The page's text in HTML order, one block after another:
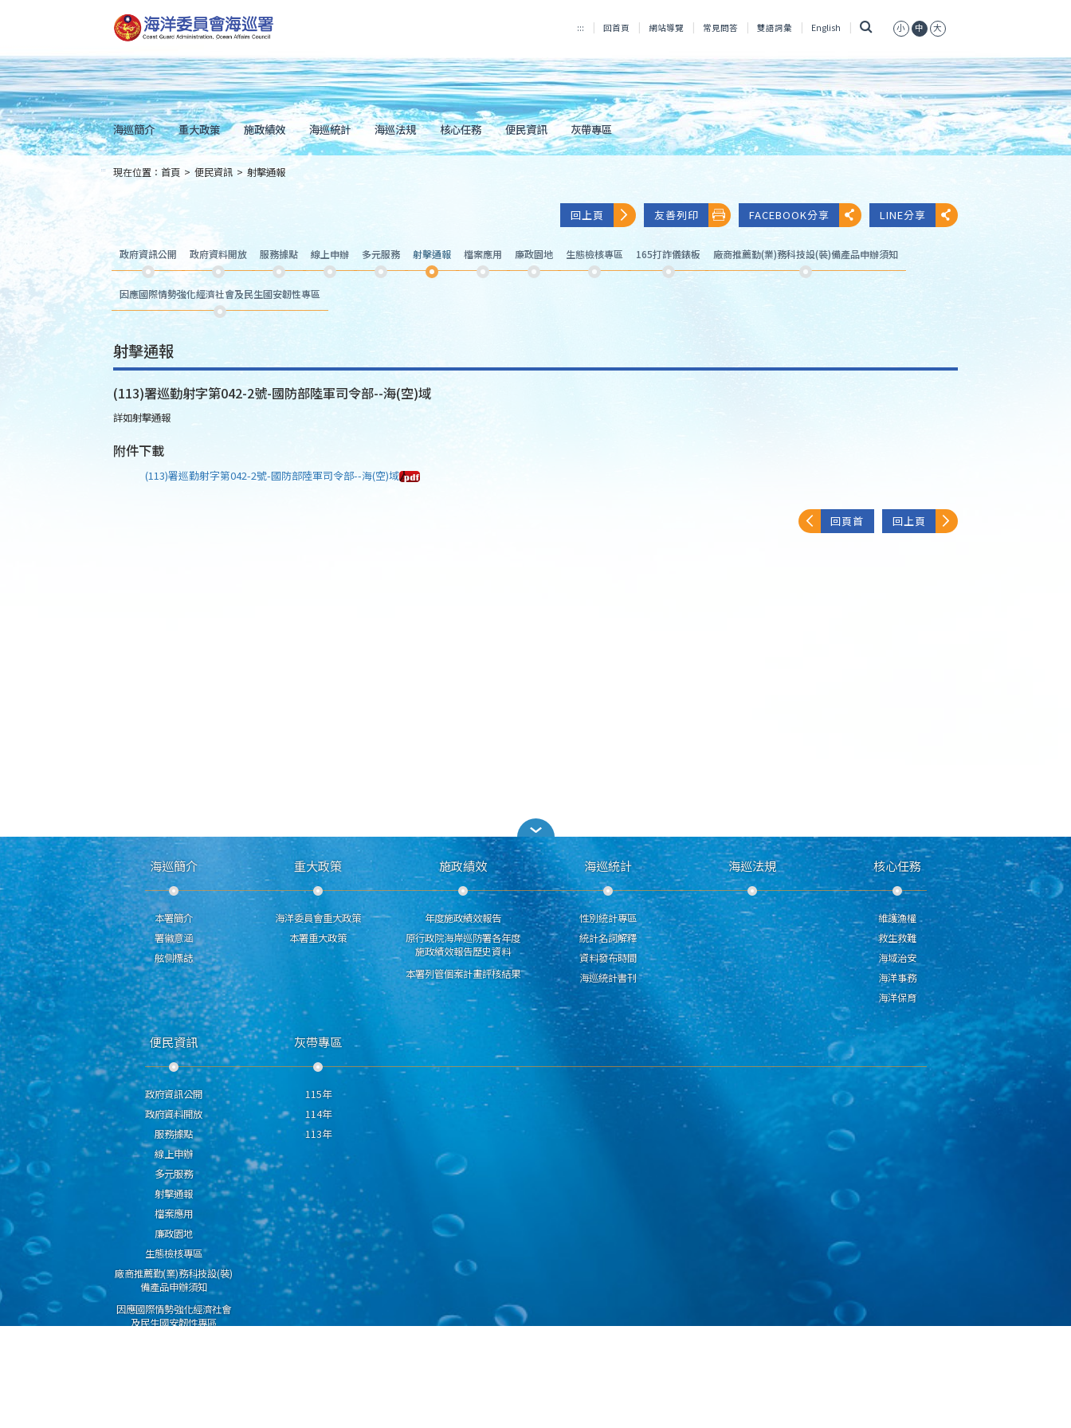
到
主
內
容
Skip
to
main
content
::: 回首頁 網站導覽 常見問答 雙語詞彙 English 小 中 大
海巡簡介 重大政策 施政績效 海巡統計 海巡法規 核心任務 便民資訊 灰帶專區
::: 現在位置： 首頁 > 便民資訊 > 射擊通報
回上頁 友善列印 FACEBOOK分享 LINE分享
政府資訊公開 政府資料開放 服務據點 線上申辦 多元服務 射擊通報 檔案應用 廉政園地 生態檢核專區 165打詐儀錶板 廠商推薦勤(業)務科技設(裝)備產品申辦須知
因應國際情勢強化經濟社會及民生國安韌性專區
射擊通報
(113)署巡勤射字第042-2號-國防部陸軍司令部--海(空)域
詳如射擊通報
附件下載
(113)署巡勤射字第042-2號-國防部陸軍司令部--海(空)域
回頁首 回上頁
海巡簡介
本署簡介
署徽意涵
舷側標誌
重大政策
海洋委員會重大政策
本署重大政策
施政績效
年度施政績效報告
原行政院海岸巡防署各年度
施政績效報告歷史資料
本署列管個案計畫評核結果
海巡統計
性別統計專區
統計名詞解釋
資料發布時間
海巡統計書刊
海巡法規 核心任務
維護漁權
救生救難
海域治安
海洋事務
海洋保育
便民資訊
政府資訊公開
政府資料開放
服務據點
線上申辦
多元服務
射擊通報
檔案應用
廉政園地
生態檢核專區
廠商推薦勤(業)務科技設(裝)
備產品申辦須知
因應國際情勢強化經濟社會
及民生國安韌性專區
灰帶專區
115年
114年
113年